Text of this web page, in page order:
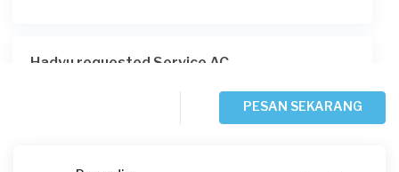
Hadyu requested Service AC
PESAN SEKARANG